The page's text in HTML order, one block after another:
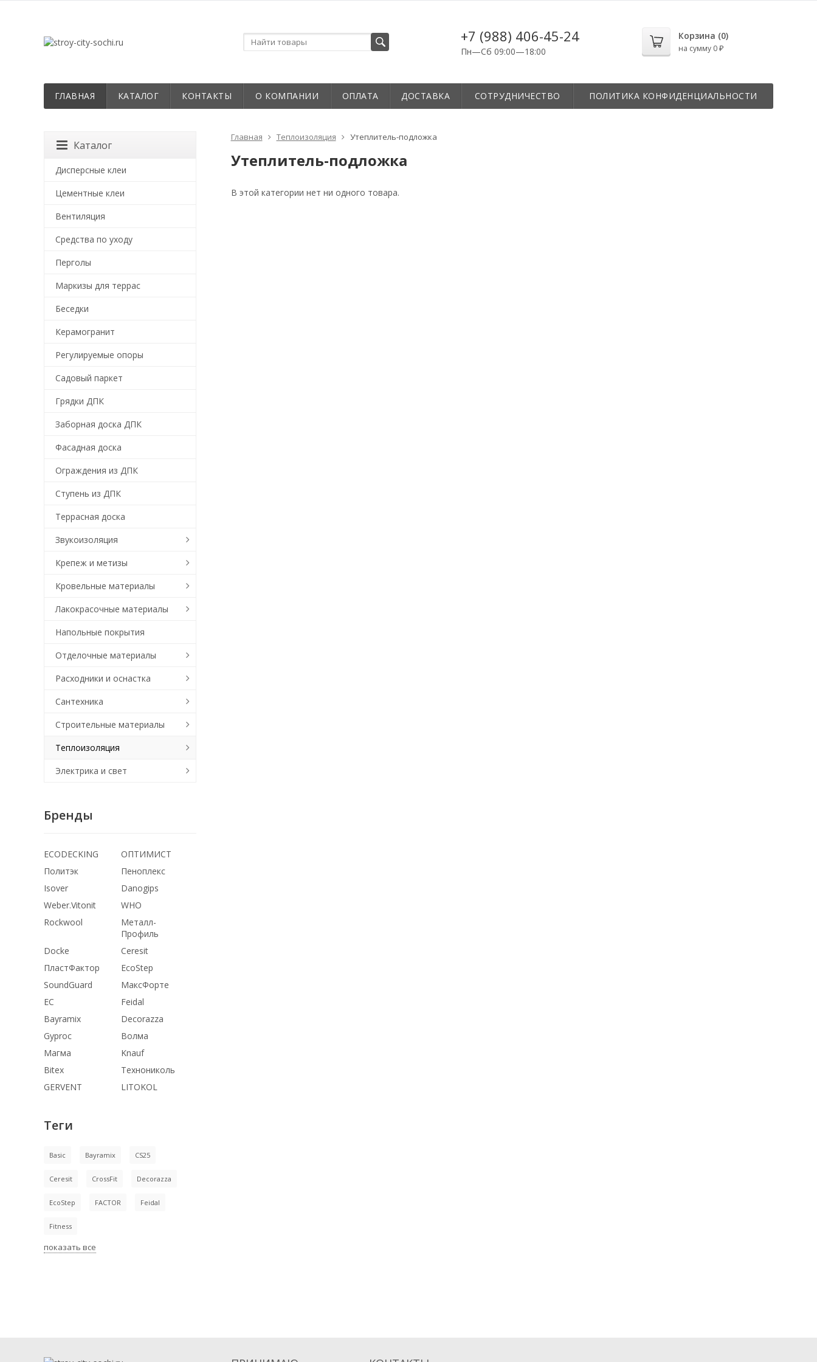
+7 (988) 406-45-24
Пн—Сб 09:00—18:00
Корзина (0)
на сумму 0 ₽
ГЛАВНАЯ КАТАЛОГ КОНТАКТЫ О КОМПАНИИ ОПЛАТА ДОСТАВКА СОТРУДНИЧЕСТВО ПОЛИТИКА КОНФИДЕНЦИАЛЬНОСТИ
Главная Теплоизоляция Утеплитель-подложка
Утеплитель-подложка
В этой категории нет ни одного товара.
Каталог
Дисперсные клеи
Цементные клеи
Вентиляция
Средства по уходу
Перголы
Маркизы для террас
Беседки
Керамогранит
Регулируемые опоры
Садовый паркет
Грядки ДПК
Заборная доска ДПК
Фасадная доска
Ограждения из ДПК
Ступень из ДПК
Террасная доска
Звукоизоляция
Крепеж и метизы
Кровельные материалы
Лакокрасочные материалы
Напольные покрытия
Отделочные материалы
Расходники и оснастка
Сантехника
Строительные материалы
Теплоизоляция
Электрика и свет
Бренды
ECODECKING
ОПТИМИСТ
Политэк
Пеноплекс
Isover
Danogips
Weber.Vitonit
WHO
Rockwool
Металл-
Профиль
Docke
Ceresit
ПластФактор
EcoStep
SoundGuard
МаксФорте
ЕС
Feidal
Bayramix
Decorazza
Gyproc
Волма
Магма
Knauf
Bitex
Технониколь
GERVENT
LITOKOL
Теги
Basic Bayramix CS25
Ceresit CrossFit Decorazza
EcoStep FACTOR Feidal
Fitness
показать все